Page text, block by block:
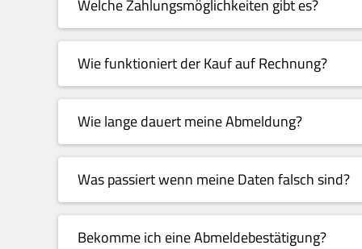
Welche Zahlungsmöglichkeiten gibt es?
Wie funktioniert der Kauf auf Rechnung?
Wie lange dauert meine Abmeldung?
Was passiert wenn meine Daten falsch sind?
Bekomme ich eine Abmeldebestätigung?